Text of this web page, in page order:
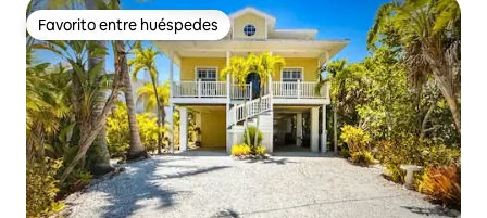
Favorito entre huéspedes
Favorito entre huéspedes